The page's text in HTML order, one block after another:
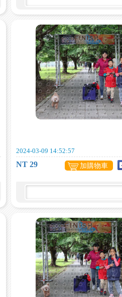
2024-03-09 14:52:57
NT 29 加購物車